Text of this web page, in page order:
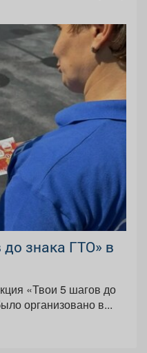
знака ГТО» в
«Твои 5 шагов до
организовано в...